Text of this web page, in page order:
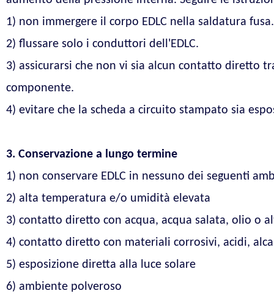
1) non immergere il corpo EDLC nella saldatura fusa.
2) flussare solo i conduttori dell'EDLC.
3) assicurarsi che non vi sia alcun contatto diretto
componente.
4) evitare che la scheda a circuito stampato sia
3. Conservazione a lungo termine
1) non conservare EDLC in nessuno dei seguenti
2) alta temperatura e/o umidità elevata
3) contatto diretto con acqua, acqua salata, olio o
4) contatto diretto con materiali corrosivi, acidi,
5) esposizione diretta alla luce solare
6) ambiente polveroso